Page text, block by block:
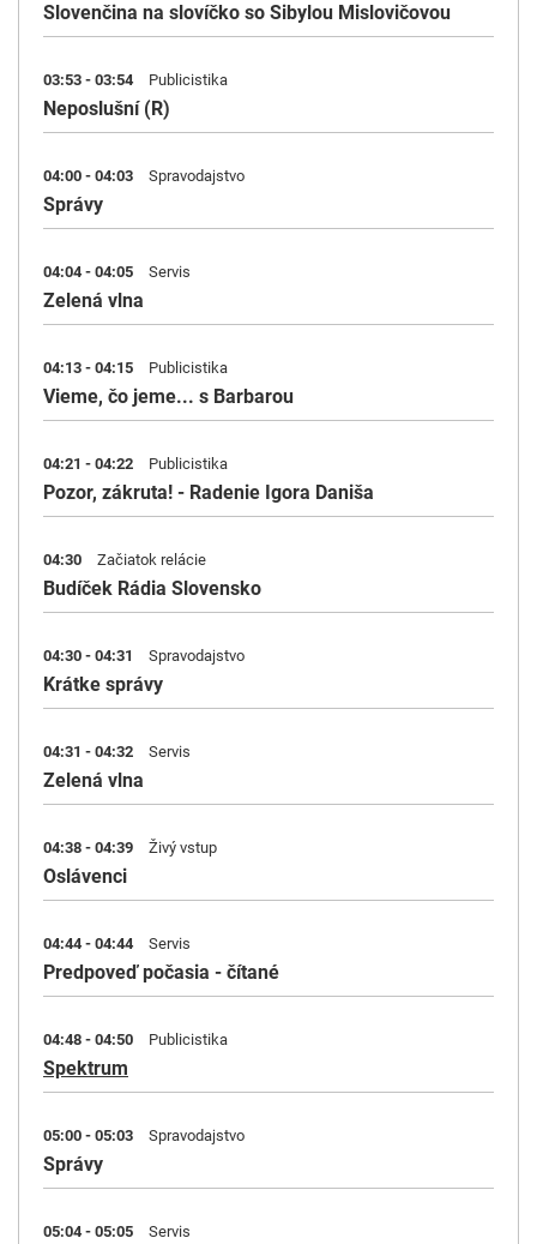
Slovenčina na slovíčko so Sibylou Mislovičovou
03:53 - 03:54 Publicistika
Neposlušní (R)
04:00 - 04:03 Spravodajstvo
Správy
04:04 - 04:05 Servis
Zelená vlna
04:13 - 04:15 Publicistika
Vieme, čo jeme... s Barbarou
04:21 - 04:22 Publicistika
Pozor, zákruta! - Radenie Igora Daniša
04:30 Začiatok relácie
Budíček Rádia Slovensko
04:30 - 04:31 Spravodajstvo
Krátke správy
04:31 - 04:32 Servis
Zelená vlna
04:38 - 04:39 Živý vstup
Oslávenci
04:44 - 04:44 Servis
Predpoveď počasia - čítané
04:48 - 04:50 Publicistika
Spektrum
05:00 - 05:03 Spravodajstvo
Správy
05:04 - 05:05 Servis